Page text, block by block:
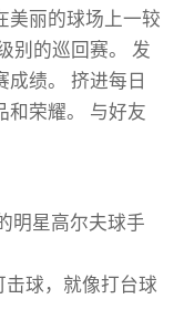
美丽的球场上一较
别的巡回赛。 发
成绩。 挤进每日
和荣耀。 与好友
明星高尔夫球手
球，就像打台球